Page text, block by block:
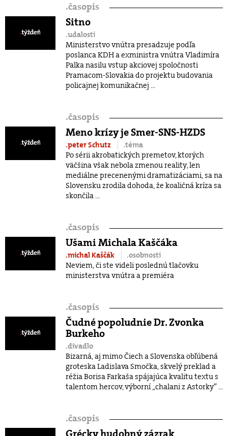
.časopis
Sitno
.udalosti
Ministerstvo vnútra presadzuje podľa
poslanca KDH a exministra vnútra Vladimíra
Palka nasilu vstup akciovej spoločnosti
Pramacom-Slovakia do projektu budovania
policajnej komunikačnej ...
.časopis
Meno krízy je Smer-SNS-HZDS
.peter Schutz
.téma
Po sérii akrobatických premetov, ktorých
väčšina však nebola zmenou reality, len
mediálne precenenými dramatizáciami, sa na
Slovensku zrodila dohoda, že koaličná kríza sa
skončila ...
.časopis
Ušami Michala Kaščáka
.michal Kaščák
.osobnosti
Neviem, či ste videli poslednú tlačovku
ministerstva vnútra a premiéra
.časopis
Čudné popoludnie Dr. Zvonka
Burkeho
.divadlo
Bizarná, aj mimo Čiech a Slovenska obľúbená
groteska Ladislava Smočka, skvelý preklad a
réžia Borisa Farkaša spájajúca kvalitu textu s
talentom hercov, výborní „chalani z Astorky“ ...
.časopis